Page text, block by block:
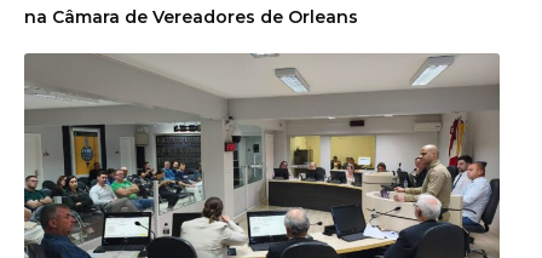
na Câmara de Vereadores de Orleans